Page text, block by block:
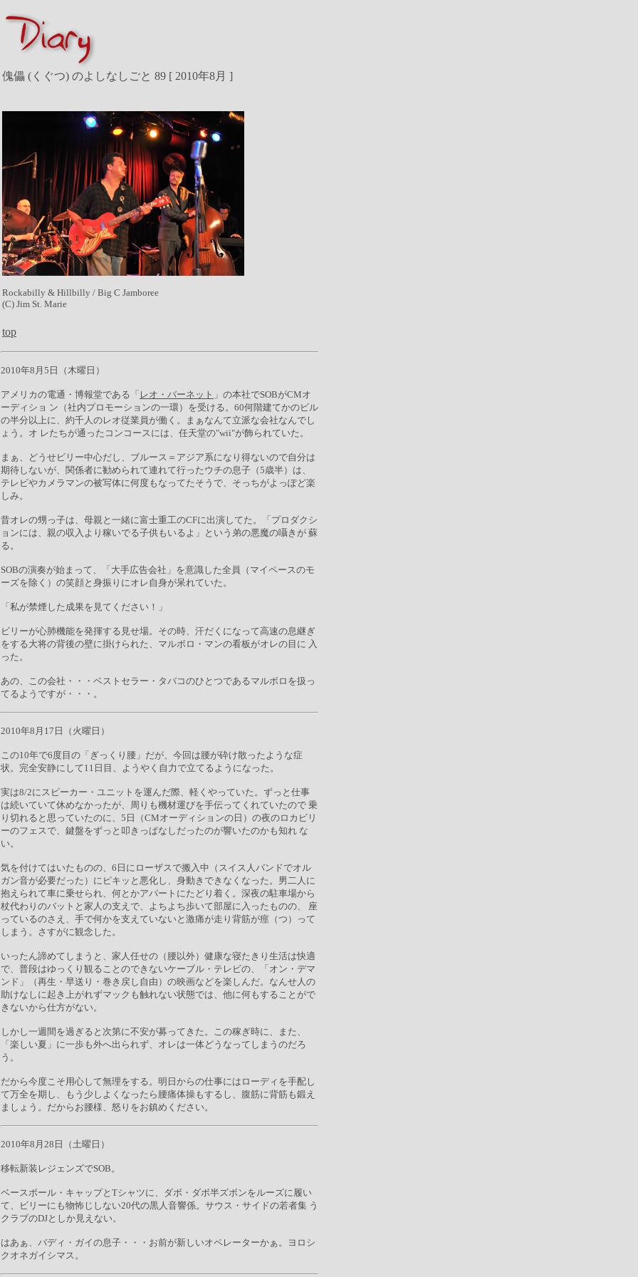
傀儡 (くぐつ) のよしなしごと 89 [ 2010年8月 ]
Rockabilly & Hillbilly / Big C Jamboree
(C) Jim St. Marie
top
2010年8月5日（木曜日）
アメリカの電通・博報堂である「 レオ・バーネット 」の本社でSOBがCMオ
ーディショ ン（社内プロモーションの一環）を受ける。60何階建てかのビル
の半分以上に、約千人のレオ従業員が働く。まぁなんて立派な会社なんでし
ょう。オ レたちが通ったコンコースには、任天堂の"wii"が飾られていた。
まぁ、どうせビリー中心だし、ブルース＝アジア系になり得ないので自分は
期待しないが、関係者に勧められて連れて行ったウチの息子（5歳半）は、
テレビやカメラマンの被写体に何度もなってたそうで、そっちがよっぽど楽
しみ。
昔オレの甥っ子は、母親と一緒に富士重工のCFに出演してた。「プロダクシ
ョンには、親の収入より稼いでる子供もいるよ」という弟の悪魔の囁きが 蘇
る。
SOBの演奏が始まって、「大手広告会社」を意識した全員（マイペースのモ
ーズを除く）の笑顔と身振りにオレ自身が呆れていた。
「私が禁煙した成果を見てください！」
ビリーが心肺機能を発揮する見せ場。その時、汗だくになって高速の息継ぎ
をする大将の背後の壁に掛けられた、マルボロ・マンの看板がオレの目に 入
った。
あの、この会社・・・ベストセラー・タバコのひとつであるマルボロを扱っ
てるようですが・・・。
2010年8月17日（火曜日）
この10年で6度目の「ぎっくり腰」だが、今回は腰が砕け散ったような症
状。完全安静にして11日目、ようやく自力で立てるようになった。
実は8/2にスピーカー・ユニットを運んだ際、軽くやっていた。ずっと仕事
は続いていて休めなかったが、周りも機材運びを手伝ってくれていたので 乗
り切れると思っていたのに、5日（CMオーディションの日）の夜のロカビリ
ーのフェスで、鍵盤をずっと叩きっぱなしだったのが響いたのかも知れ な
い。
気を付けてはいたものの、6日にローザスで搬入中（スイス人バンドでオル
ガン音が必要だった）にピキッと悪化し、身動きできなくなった。男二人に
抱えられて車に乗せられ、何とかアパートにたどり着く。深夜の駐車場から
杖代わりのバットと家人の支えで、よちよち歩いて部屋に入ったものの、 座
っているのさえ、手で何かを支えていないと激痛が走り背筋が痙（つ）って
しまう。さすがに観念した。
いったん諦めてしまうと、家人任せの（腰以外）健康な寝たきり生活は快適
で、普段はゆっくり観ることのできないケーブル・テレビの、「オン・デマ
ンド」（再生・早送り・巻き戻し自由）の映画などを楽しんだ。なんせ人の
助けなしに起き上がれずマックも触れない状態では、他に何もすることがで
きないから仕方がない。
しかし一週間を過ぎると次第に不安が募ってきた。この稼ぎ時に、また、
「楽しい夏」に一歩も外へ出られず、オレは一体どうなってしまうのだろ
う。
だから今度こそ用心して無理をする。明日からの仕事にはローディを手配し
て万全を期し、もう少しよくなったら腰痛体操もするし、腹筋に背筋も鍛え
ましょう。だからお腰様、怒りをお鎮めください。
2010年8月28日（土曜日）
移転新装レジェンズでSOB。
ベースボール・キャップとTシャツに、ダボ・ダボ半ズボンをルーズに履い
て、ビリーにも物怖じしない20代の黒人音響係。サウス・サイドの若者集 う
クラブのDJとしか見えない。
はあぁ、バディ・ガイの息子・・・お前が新しいオペレーターかぁ。ヨロシ
クオネガイシマス。